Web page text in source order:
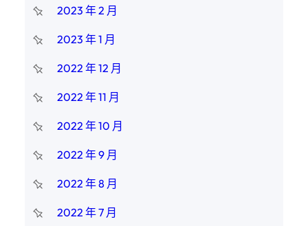
2023 年 2 月
2023 年 1 月
2022 年 12 月
2022 年 11 月
2022 年 10 月
2022 年 9 月
2022 年 8 月
2022 年 7 月